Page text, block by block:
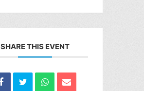
SHARE THIS EVENT